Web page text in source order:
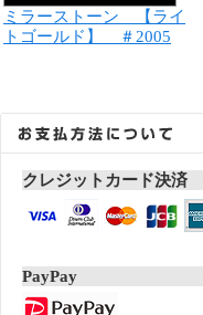
ミラーストーン 【ライ
トゴールド】 ＃2005
クレジットカード決済
PayPay